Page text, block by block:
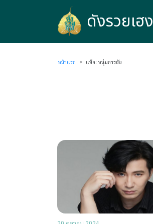
ดังรวยเฮง
หน้าแรก > แท็ก: หนุ่มกรรชัย